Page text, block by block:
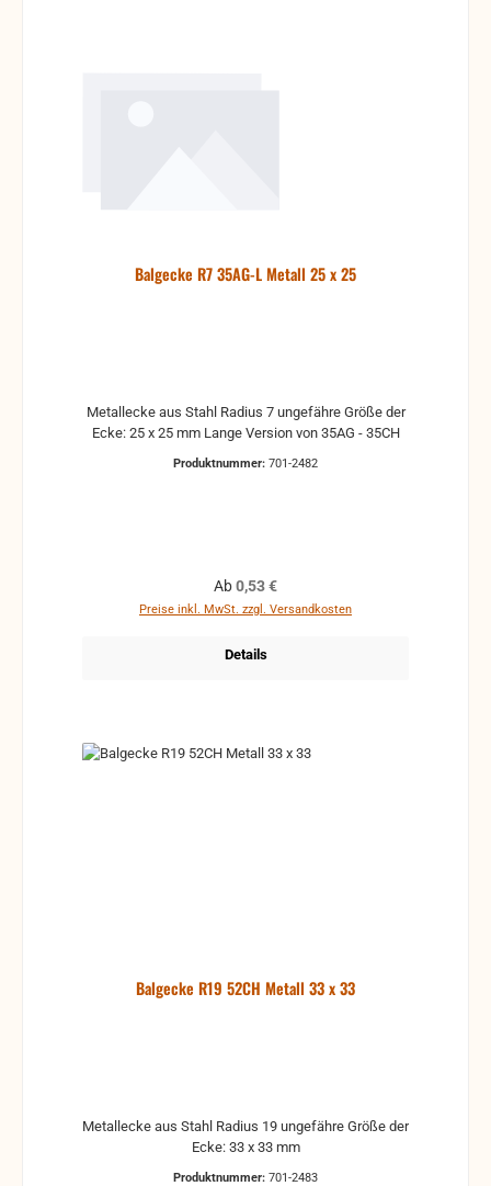
Balgecke R7 35AG-L Metall 25 x 25
Metallecke aus Stahl Radius 7 ungefähre Größe der
Ecke: 25 x 25 mm Lange Version von 35AG - 35CH
Produktnummer: 701-2482
Regulärer Preis:
Ab0,53 €
Preise inkl. MwSt. zzgl. Versandkosten
Details
Balgecke R19 52CH Metall 33 x 33
Metallecke aus Stahl Radius 19 ungefähre Größe der
Ecke: 33 x 33 mm
Produktnummer: 701-2483